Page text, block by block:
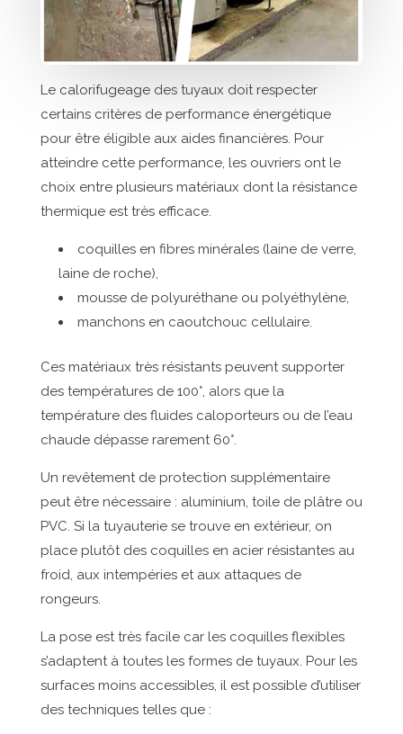
Le calorifugeage des tuyaux doit respecter
certains critères de performance énergétique
pour être éligible aux aides financières. Pour
atteindre cette performance, les ouvriers ont le
choix entre plusieurs matériaux dont la résistance
thermique est très efficace.
coquilles en fibres minérales (laine de verre,
laine de roche),
mousse de polyuréthane ou polyéthylène,
manchons en caoutchouc cellulaire.
Ces matériaux très résistants peuvent supporter
des températures de 100°, alors que la
température des fluides caloporteurs ou de l’eau
chaude dépasse rarement 60°.
Un revêtement de protection supplémentaire
peut être nécessaire : aluminium, toile de plâtre ou
PVC. Si la tuyauterie se trouve en extérieur, on
place plutôt des coquilles en acier résistantes au
froid, aux intempéries et aux attaques de
rongeurs.
La pose est très facile car les coquilles flexibles
s’adaptent à toutes les formes de tuyaux. Pour les
surfaces moins accessibles, il est possible d’utiliser
des techniques telles que :